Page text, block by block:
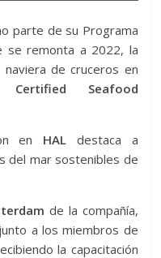
parte de su Programa
se remonta a 2022, la
de cruceros en
Certified Seafood
en HAL destaca a
del mar sostenibles de
de la compañía,
a los miembros de
la capacitación